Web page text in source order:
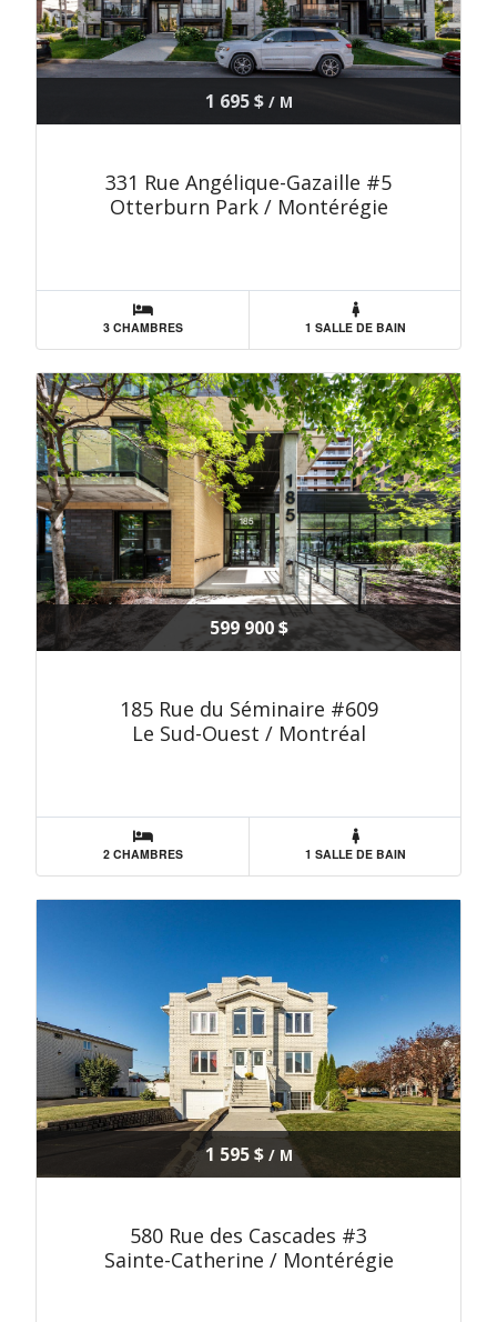
1 695 $/ M
331 Rue Angélique-Gazaille #5
Otterburn Park / Montérégie
3 CHAMBRES 1 SALLE DE BAIN
599 900 $
185 Rue du Séminaire #609
Le Sud-Ouest / Montréal
2 CHAMBRES 1 SALLE DE BAIN
1 595 $/ M
580 Rue des Cascades #3
Sainte-Catherine / Montérégie